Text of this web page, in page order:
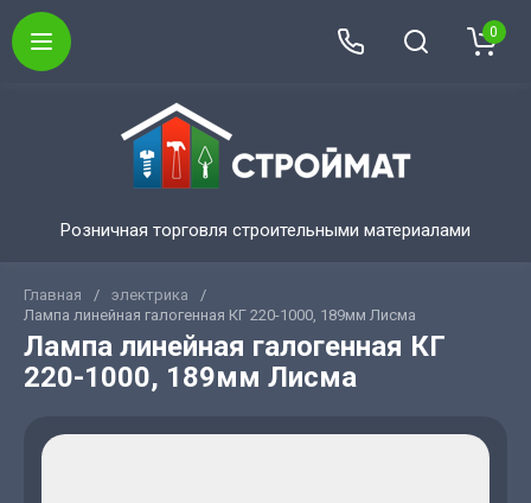
Розничная торговля строительными материалами
0
Главная / электрика
/
Лампа линейная галогенная КГ 220-1000, 189мм Лисма
Лампа линейная галогенная КГ
220-1000, 189мм Лисма